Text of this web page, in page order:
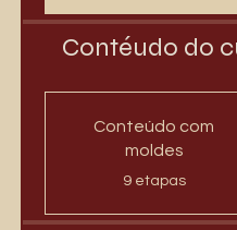
Contéudo do
Conteúdo com
moldes
.
9 etapas